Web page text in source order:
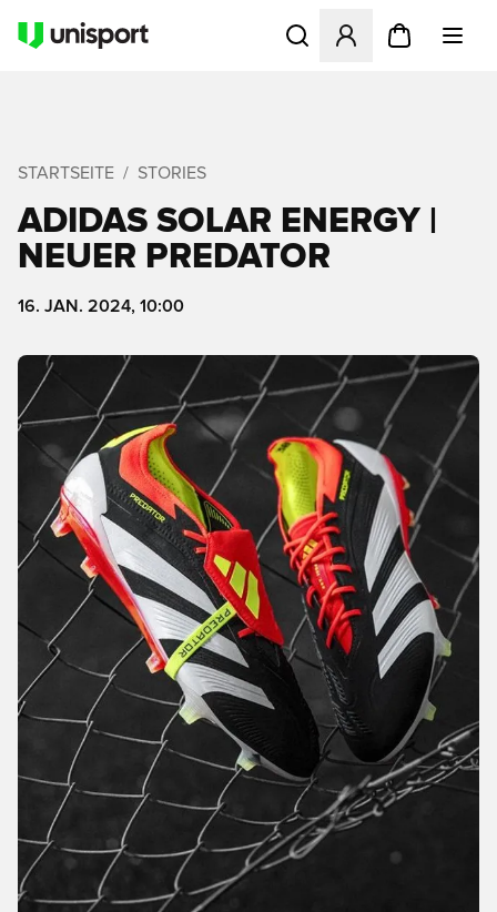
Öffnet ein neues Fenster
STARTSEITE STORIES
ADIDAS SOLAR ENERGY |
NEUER PREDATOR
16. JAN. 2024, 10:00